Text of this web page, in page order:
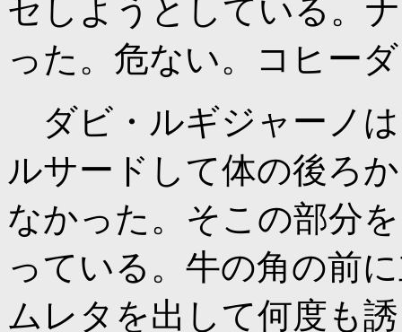
セしようとしている。
った。危ない。コヒー
ダビ・ルギジャーノ
ルサードして体の後ろ
なかった。そこの部分
っている。牛の角の前
ムレタを出して何度も